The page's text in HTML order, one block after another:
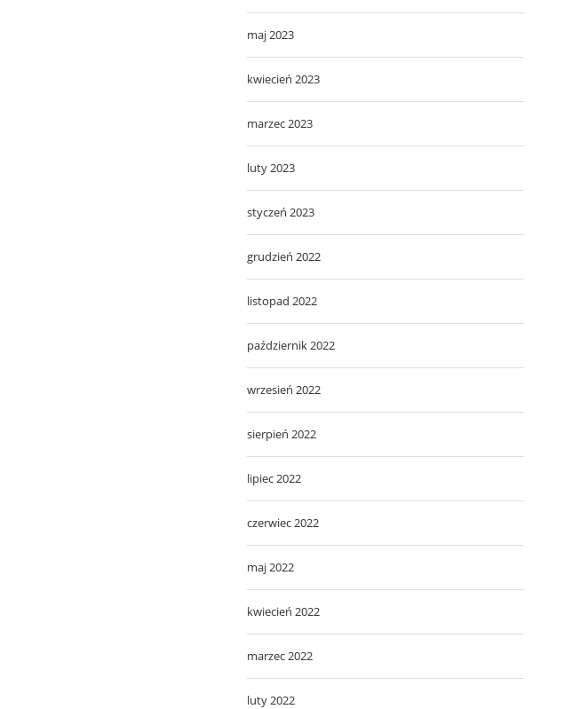
maj 2023
kwiecień 2023
marzec 2023
luty 2023
styczeń 2023
grudzień 2022
listopad 2022
październik 2022
wrzesień 2022
sierpień 2022
lipiec 2022
czerwiec 2022
maj 2022
kwiecień 2022
marzec 2022
luty 2022